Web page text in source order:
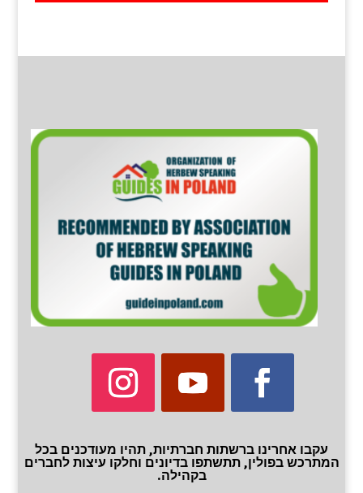
עקבו אחרינו ברשתות חברתיות, תהיו מעודכנים בכל
המתרכש בפולין, תתשתפו בדיונים וחלקו עיצות לחברים
בקהילה.